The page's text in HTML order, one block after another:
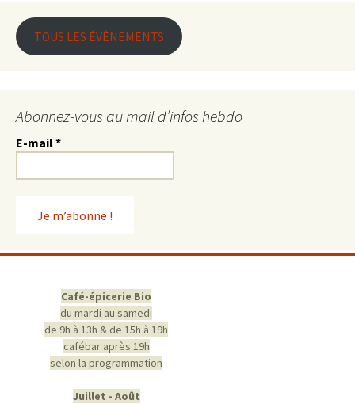
TOUS LES ÉVÈNEMENTS
Abonnez-vous au mail d’infos hebdo
E-mail*
Café-épicerie Bio
du mardi au samedi
de 9h à 13h & de 15h à 19h
cafébar après 19h
selon la programmation
Juillet - Août